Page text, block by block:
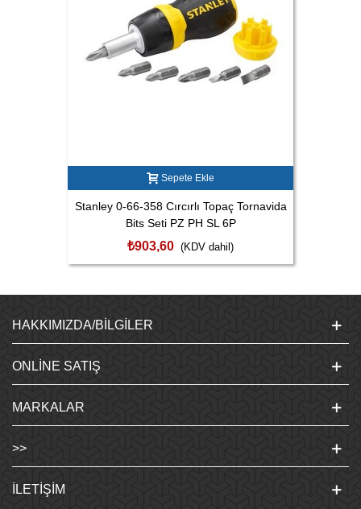
Sepete Ekle
Stanley 0-66-358 Cırcırlı Topaç Tornavida
Bits Seti PZ PH SL 6P
₺903,60 (KDV dahil)
HAKKIMIZDA/BILGILER
ONLINE SATIŞ
MARKALAR
>>
İLETIŞIM